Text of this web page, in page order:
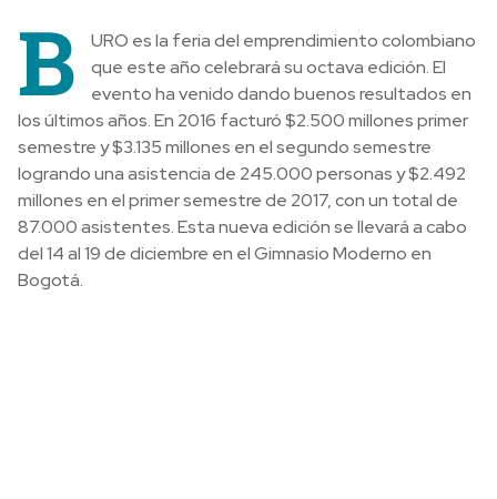
B
URO es la feria del emprendimiento colombiano
que este año celebrará su octava edición. El
evento ha venido dando buenos resultados en
los últimos años. En 2016 facturó $2.500 millones primer
semestre y $3.135 millones en el segundo semestre
logrando una asistencia de 245.000 personas y $2.492
millones en el primer semestre de 2017, con un total de
87.000 asistentes. Esta nueva edición se llevará a cabo
del 14 al 19 de diciembre en el Gimnasio Moderno en
Bogotá.